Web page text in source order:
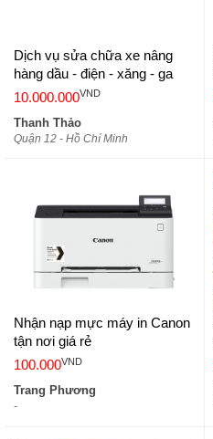
Dịch vụ sửa chữa xe nâng
hàng dầu - điện - xăng - ga
10.000.000VND
Thanh Thảo
Quận 12 - Hồ Chí Minh
Nhận nạp mực máy in Canon
tận nơi giá rẻ
100.000VND
Trang Phương
-